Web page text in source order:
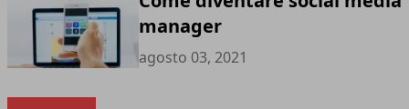
manager
agosto 03, 2021